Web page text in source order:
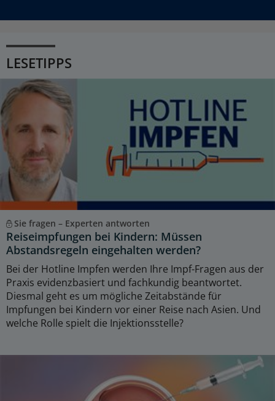
LESETIPPS
Sie fragen – Experten antworten
Reiseimpfungen bei Kindern: Müssen
Abstandsregeln eingehalten werden?
Bei der Hotline Impfen werden Ihre Impf-Fragen aus der
Praxis evidenzbasiert und fachkundig beantwortet.
Diesmal geht es um mögliche Zeitabstände für
Impfungen bei Kindern vor einer Reise nach Asien. Und
welche Rolle spielt die Injektionsstelle?